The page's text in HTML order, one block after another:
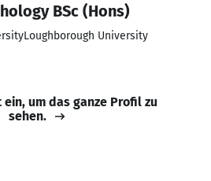
BSc (Hons)
University
ein, um das ganze Profil zu
sehen.